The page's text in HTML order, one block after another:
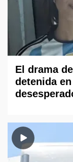
El drama
detenida